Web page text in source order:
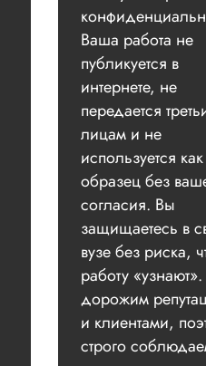
Ваша работа не
публикуется в
интернете, не
передается
лицам и не
используется как
образец без
согласия. Вы
защищаетесь в
вузе без риска,
работу
дорожим
и клиентами,
строго